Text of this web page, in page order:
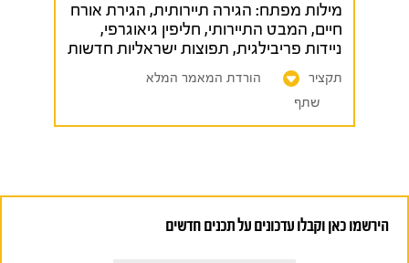
מילות מפתח: הגירה תיירותית, הגירת אורח
חיים, המבט התיירותי, חליפין גיאוגרפי,
ניידות פריבילגית, תפוצות ישראליות חדשות
תקציר
הורדת המאמר המלא
שתף
הירשמו כאן וקבלו עדכונים על תכנים חדשים